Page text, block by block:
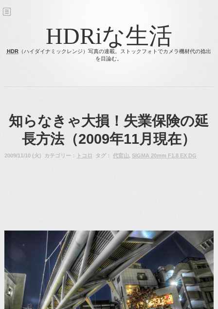
HDRiな生活
HDR（ハイダイナミックレンジ）写真の連載。ストックフォトでカメラ機材代の捻出
を目論む。
知らなきゃ大損！失業保険の延
長方法（2009年11月現在）
2009/11/10 (火) カテゴリー： トコロ タグ： 代官山, SIGMA 20mm F1.8 EX DG